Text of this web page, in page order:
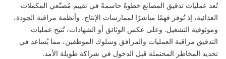
تُعد عمليات تدقيق المصانع خطوةً حاسمةً في تقييم مُصنّعي المكملات
الغذائية، إذ تُوفر فهمًا مباشرًا لممارسات الإنتاج، وأنظمة مراقبة الجودة،
وموثوقية التشغيل. وعلى عكس الوثائق أو الشهادات، تُتيح عمليات
التدقيق مراقبة العمليات والمرافق وسلوك الموظفين، مما يُساعد في
تحديد المخاطر المحتملة قبل الدخول في شراكة طويلة الأمد.